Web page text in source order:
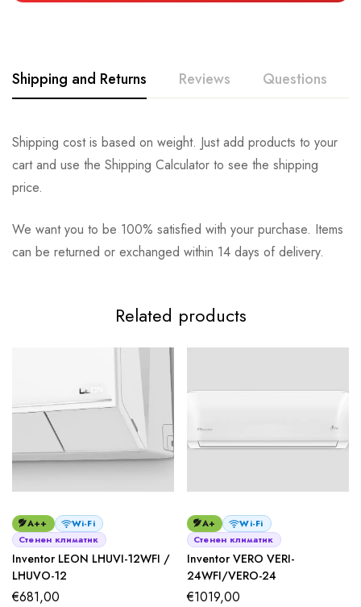
Shipping and Returns Reviews Questions
Shipping cost is based on weight. Just add products to your
cart and use the Shipping Calculator to see the shipping
price.
We want you to be 100% satisfied with your purchase. Items
can be returned or exchanged within 14 days of delivery.
Related products
A++
Wi-Fi
Стенен климатик
Inventor LEON LHUVI-12WFI /
LHUVO-12
€681,00
A+
Wi-Fi
Стенен климатик
Inventor VERO VERI-
24WFI/VERO-24
€1019,00